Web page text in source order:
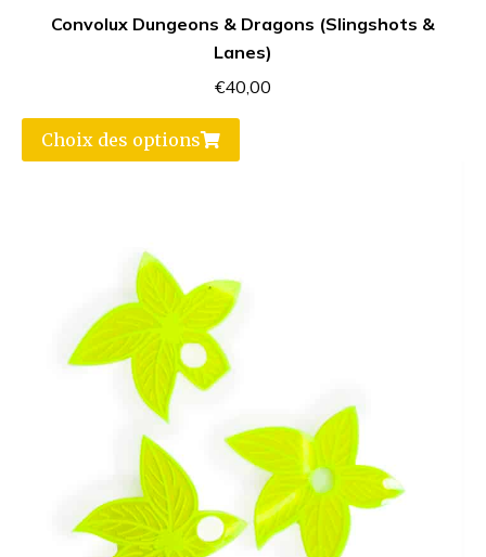
Convolux Dungeons & Dragons (Slingshots &
Lanes)
€40,00
Choix des options